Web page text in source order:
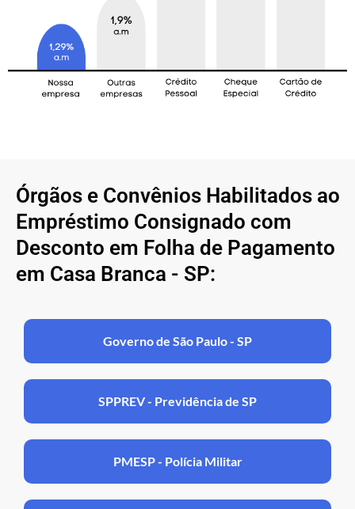
Órgãos e Convênios Habilitados ao
Empréstimo Consignado com
Desconto em Folha de Pagamento
em Casa Branca - SP:
Governo de São Paulo - SP
SPPREV - Previdência de SP
PMESP - Polícia Militar